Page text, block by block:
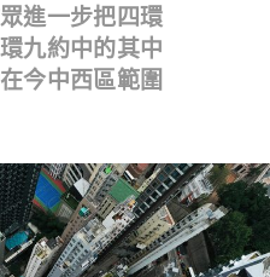
進一步把四環
九約中的其中
今中西區範圍